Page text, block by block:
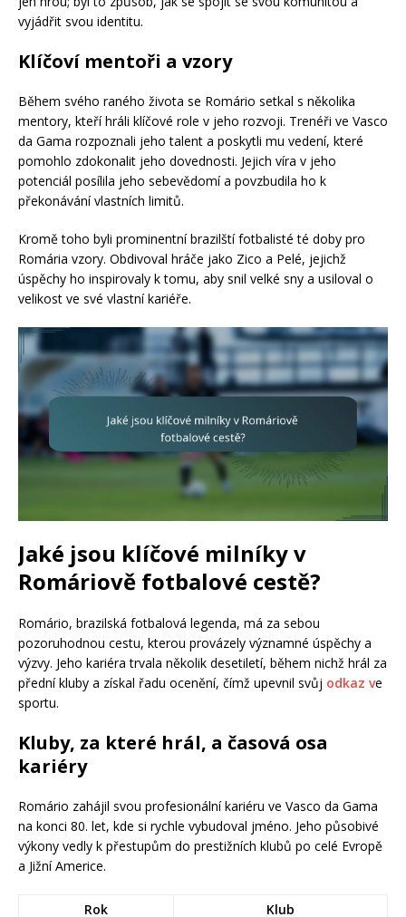
vyjádřit svou identitu.
Klíčoví mentoři a vzory
Během svého raného života se Romário setkal s několika
mentory, kteří hráli klíčové role v jeho rozvoji. Trenéři ve Vasco
da Gama rozpoznali jeho talent a poskytli mu vedení, které
pomohlo zdokonalit jeho dovednosti. Jejich víra v jeho
potenciál posílila jeho sebevědomí a povzbudila ho k
překonávání vlastních limitů.
Kromě toho byli prominentní brazilští fotbalisté té doby pro
Romária vzory. Obdivoval hráče jako Zico a Pelé, jejichž
úspěchy ho inspirovaly k tomu, aby snil velké sny a usiloval o
velikost ve své vlastní kariéře.
Jaké jsou klíčové milníky v
Romáriově fotbalové cestě?
Romário, brazilská fotbalová legenda, má za sebou
pozoruhodnou cestu, kterou provázely významné úspěchy a
výzvy. Jeho kariéra trvala několik desetiletí, během nichž hrál za
přední kluby a získal řadu ocenění, čímž upevnil svůj odkaz ve
sportu.
Kluby, za které hrál, a časová osa
kariéry
Romário zahájil svou profesionální kariéru ve Vasco da Gama
na konci 80. let, kde si rychle vybudoval jméno. Jeho působivé
výkony vedly k přestupům do prestižních klubů po celé Evropě
a Jižní Americe.
Rok Klub